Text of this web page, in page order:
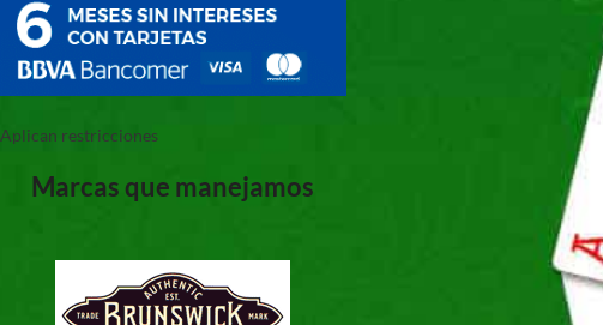
Aplican restricciones
Marcas que manejamos